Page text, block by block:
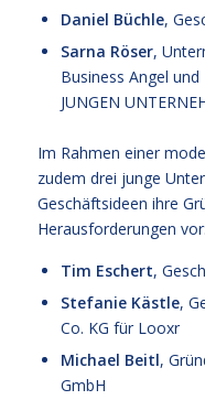
Daniel Büchle,
Sarna Röser,
Business Angel
JUNGEN
Im Rahmen einer
zudem drei junge
Geschäftsideen ihre
Herausforderungen vor:
Tim Eschert,
Stefanie Kästle,
Co. KG für Looxr
Michael Beitl,
GmbH